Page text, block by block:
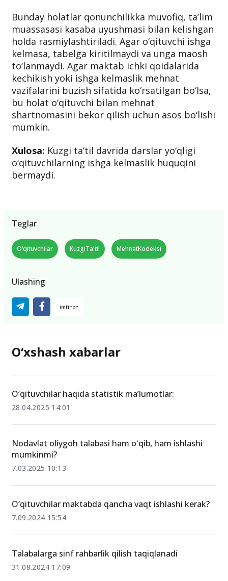
Bunday holatlar qonunchilikka muvofiq, ta’lim
muassasasi kasaba uyushmasi bilan kelishgan
holda rasmiylashtiriladi. Agar o‘qituvchi ishga
kelmasa, tabelga kiritilmaydi va unga maosh
to‘lanmaydi. Agar maktab ichki qoidalarida
kechikish yoki ishga kelmaslik mehnat
vazifalarini buzish sifatida ko‘rsatilgan bo‘lsa,
bu holat o‘qituvchi bilan mehnat
shartnomasini bekor qilish uchun asos bo‘lishi
mumkin.
Xulosa: Kuzgi ta’til davrida darslar yo‘qligi
o‘qituvchilarning ishga kelmaslik huquqini
bermaydi.
Teglar
O‘qituvchilar KuzgiTa'til MehnatKodeksi
Ulashing
O‘xshash xabarlar
O‘qituvchilar haqida statistik maʼlumotlar:
28.04.2025 14:01
Nodavlat oliygoh talabasi ham oʻqib, ham ishlashi
mumkinmi?
7.03.2025 10:13
O‘qituvchilar maktabda qancha vaqt ishlashi kerak?
7.09.2024 15:54
Talabalarga sinf rahbarlik qilish taqiqlanadi
31.08.2024 17:09